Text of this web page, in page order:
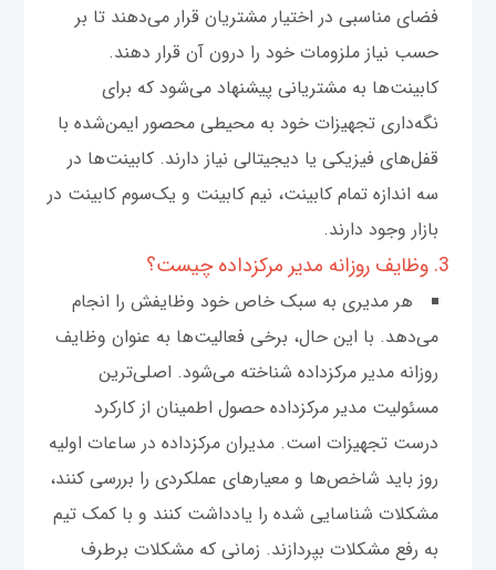
فضای مناسبی در اختیار مشتریان قرار می‌دهند تا بر
حسب نیاز ملزومات خود را درون آن قرار دهند.
کابینت‌ها به مشتریانی پیشنهاد می‌شود که برای
نگه‌داری تجهیزات خود به محیطی محصور ایمن‌شده با
قفل‌های فیزیکی یا دیجیتالی نیاز دارند. کابینت‌ها در
سه اندازه تمام کابینت، نیم کابینت و یک‌سوم کابینت در
بازار وجود دارند.
3. وظایف روزانه مدیر مرکز‌داده چیست؟
هر مدیری به سبک خاص خود وظایفش را انجام
می‌دهد. با این حال‌، برخی فعالیت‌ها به عنوان وظایف
روزانه مدیر مرکز‌داده شناخته می‌شود. اصلی‌ترین
مسئولیت مدیر مرکز‌داده حصول اطمینان از کارکرد
درست تجهیزات است. مدیران مرکز‌داده در ساعات اولیه
روز باید شاخص‌ها و معیارهای عملکردی را بررسی کنند،
مشکلات شناسایی شده را یادداشت کنند و با کمک تیم
به رفع مشکلات بپردازند. زمانی که مشکلات برطرف